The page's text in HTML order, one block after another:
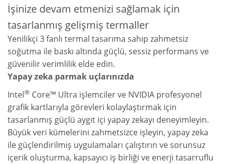
İşinize devam etmenizi sağlamak için
tasarlanmış gelişmiş termaller
Yenilikçi 3 fanlı termal tasarıma sahip zahmetsiz
soğutma ile baskı altında güçlü, sessiz performans ve
güvenilir verimlilik elde edin.
Yapay zeka parmak uçlarınızda
Intel® Core™ Ultra işlemciler ve NVIDIA profesyonel
grafik kartlarıyla görevleri kolaylaştırmak için
tasarlanmış güçlü aygıt içi yapay zekayı deneyimleyin.
Büyük veri kümelerini zahmetsizce işleyin, yapay zeka
ile güçlendirilmiş uygulamaları çalıştırın ve sorunsuz
içerik oluşturma, kapsayıcı iş birliği ve enerji tasarruflu